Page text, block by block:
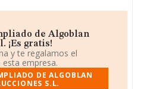
de Algoblan
¡Es gratis!
y te regalamos el
empresa.
DE ALGOBLAN
S.L.